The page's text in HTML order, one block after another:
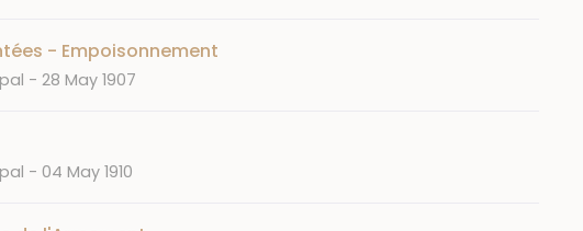
- Empoisonnement
Date
28 May 1907
Date
04 May 1910